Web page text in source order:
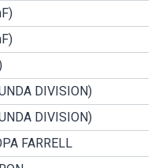
DIVISION)
DIVISION)
FARRELL